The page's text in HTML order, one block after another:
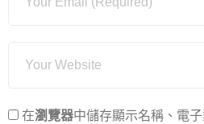
在瀏覽器中儲存顯示名稱、電